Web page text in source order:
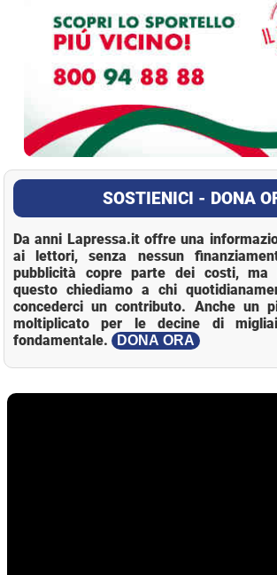
SOSTIENICI - DONA
Da anni Lapressa.it offre una
ai lettori, senza nessun
pubblicità copre parte dei costi, ma
questo chiediamo a chi
concederci un contributo. Anche un
moltiplicato per le decine di
fondamentale.
DONA ORA